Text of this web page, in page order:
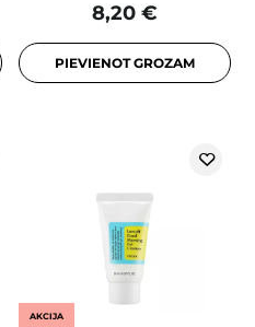
8,20 €
PIEVIENOT GROZAM
AKCIJA